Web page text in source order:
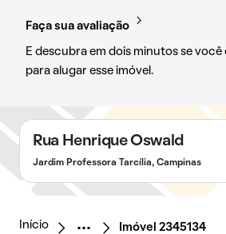
Faça sua avaliação
E descubra em dois minutos se
para alugar esse imóvel.
Rua Henrique Oswald
Jardim Professora Tarcília, Campinas
Início Imóvel 2345134